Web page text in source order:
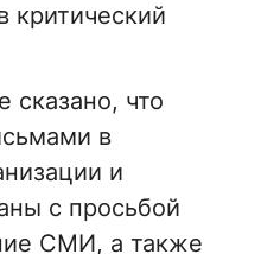
критический
сказано, что
в
и
с просьбой
СМИ, а также